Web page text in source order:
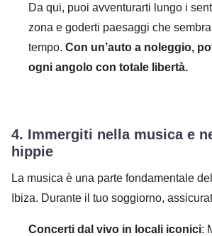
Da qui, puoi avventurarti lungo i
zona e goderti paesaggi che
tempo. Con un’auto a noleggio,
ogni angolo con totale libertà.
4. Immergiti nella musica e
hippie
La musica è una parte fondamentale
Ibiza. Durante il tuo soggiorno,
Concerti dal vivo in locali iconici: